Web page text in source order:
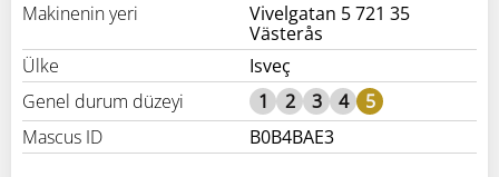
Makinenin yeri
Vivelgatan 5 721 35
Västerås
Ülke
Isveç
Genel durum düzeyi
1 2 3 4
5
Mascus ID
B0B4BAE3